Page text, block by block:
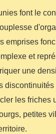
font le
emprises
et
une
les friches
petites